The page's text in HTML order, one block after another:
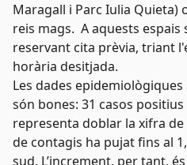
Maragall i Parc Iulia Quieta)
reis mags. A aquests espais
reservant cita prèvia, triant
horària desitjada.
Les dades epidemiològiques
són bones: 31 casos
representa doblar la xifra de
de contagis ha pujat fins al
sud. L’increment, per tant,